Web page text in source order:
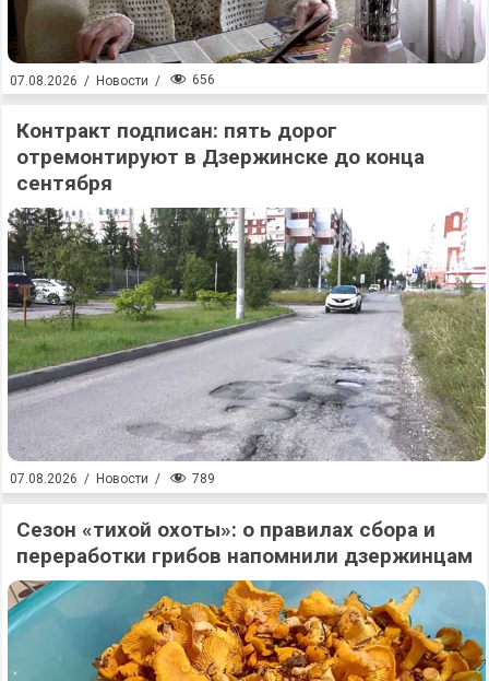
07.08.2026 / Новости / 656
Контракт подписан: пять дорог
отремонтируют в Дзержинске до конца
сентября
07.08.2026 / Новости / 789
Сезон «тихой охоты»: о правилах сбора и
переработки грибов напомнили дзержинцам